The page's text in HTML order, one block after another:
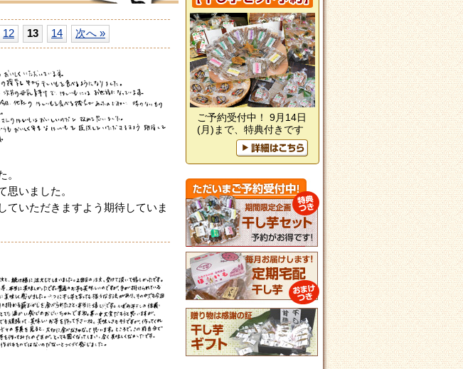
12 13 14 次へ »
。
思いました。
ていただきますよう期待していま
ご予約受付中！ 9月14日
(月)まで、特典付きです